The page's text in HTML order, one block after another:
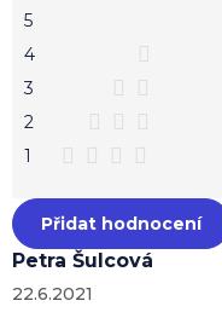
5
4
3
2
1
Přidat hodnocení
e
Petra Šulcová
Hodnocení
22.6.2021